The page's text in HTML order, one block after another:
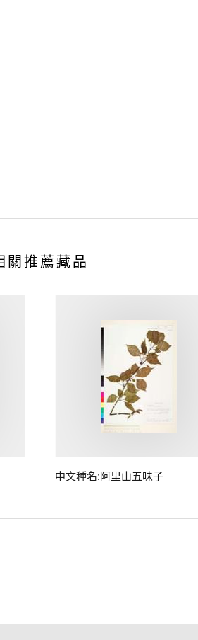
關推薦藏品
中文種名:阿里山五味子